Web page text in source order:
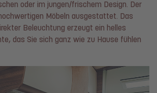
oder im jungen/frischem Design. Der
Möbeln ausgestattet. Das
Beleuchtung erzeugt ein helles
das Sie sich ganz wie zu Hause fühlen